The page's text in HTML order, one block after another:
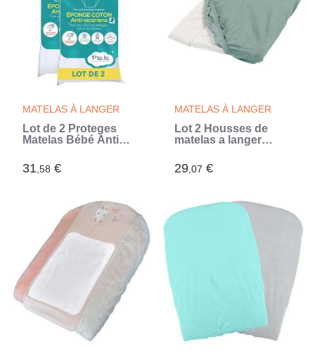
MATELAS À LANGER
Lot de 2 Proteges
Matelas Bébé Anti
- Alese Imperméable -
Bouclette 100% coton
31,58 €
MATELAS À LANGER
Lot 2 Housses de
matelas a langer
(Vert)
29,07 €